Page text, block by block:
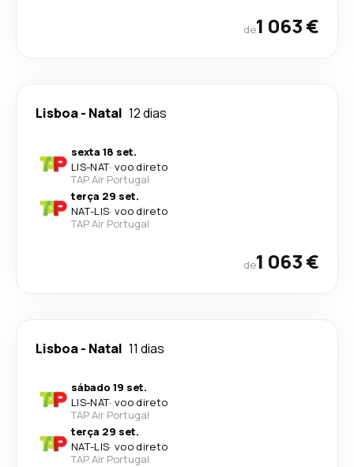
de1 063 €
Lisboa- Natal 12 dias
sexta 18 set.
LIS-NAT· voo direto
TAP Air Portugal
terça 29 set.
NAT-LIS· voo direto
TAP Air Portugal
de1 063 €
Lisboa- Natal 11 dias
sábado 19 set.
LIS-NAT· voo direto
TAP Air Portugal
terça 29 set.
NAT-LIS· voo direto
TAP Air Portugal